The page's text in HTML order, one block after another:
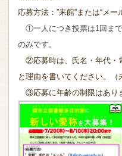
応募方法：”来館”または“メー
①一人につき投票は1回ま
のみです。
②応募時は、氏名・年代・
と理由を書いてください。（
③応募に年齢の制限はあり